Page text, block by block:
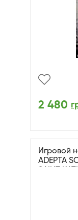
2 480
Игровой
ADEPTA